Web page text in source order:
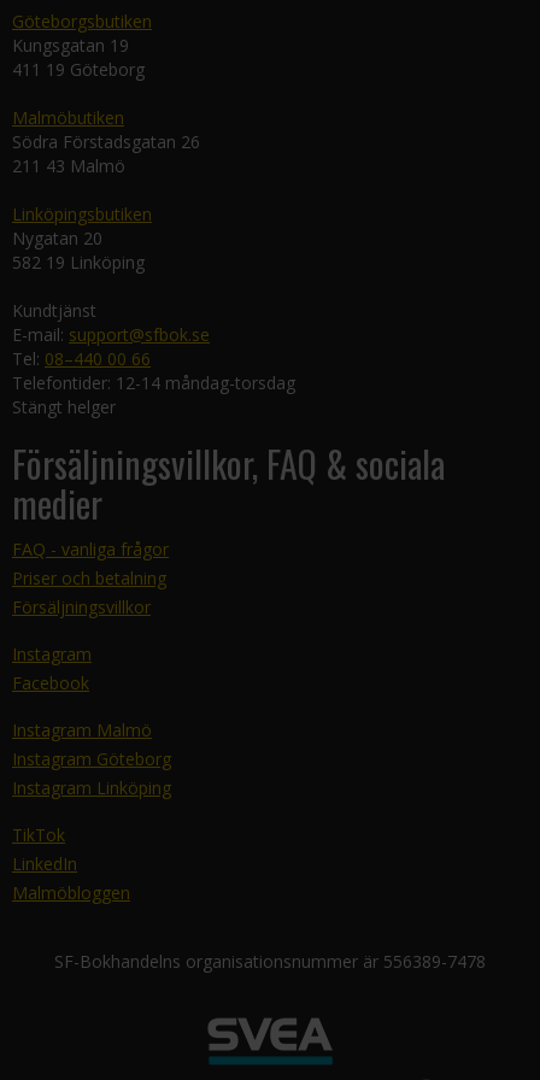
Göteborgsbutiken
Kungsgatan 19
411 19 Göteborg
Malmöbutiken
Södra Förstadsgatan 26
211 43 Malmö
Linköpingsbutiken
Nygatan 20
582 19 Linköping
Kundtjänst
E-mail: support@sfbok.se
Tel: 08–440 00 66
Telefontider: 12-14 måndag-torsdag
Stängt helger
Försäljningsvillkor, FAQ & sociala
medier
FAQ - vanliga frågor
Priser och betalning
Försäljningsvillkor
Instagram
Facebook
Instagram Malmö
Instagram Göteborg
Instagram Linköping
TikTok
LinkedIn
Malmöbloggen
SF-Bokhandelns organisationsnummer är 556389-7478